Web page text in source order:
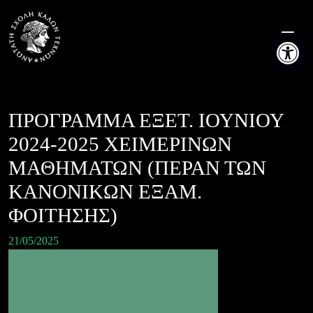
Ανοίξτε
content
ΠΡΟΓΡΑΜΜΑ ΕΞΕΤ. ΙΟΥΝΙΟΥ
2024-2025 ΧΕΙΜΕΡΙΝΩΝ
ΜΑΘΗΜΑΤΩΝ (ΠΕΡΑΝ ΤΩΝ
ΚΑΝΟΝΙΚΩΝ ΕΞΑΜ.
ΦΟΙΤΗΣΗΣ)
21/05/2025